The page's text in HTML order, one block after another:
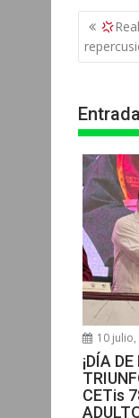
t
s
p
de
10
¡DÍA
CETis